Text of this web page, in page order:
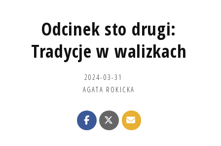
Odcinek sto drugi:
Tradycje w walizkach
2024-03-31
AGATA ROKICKA